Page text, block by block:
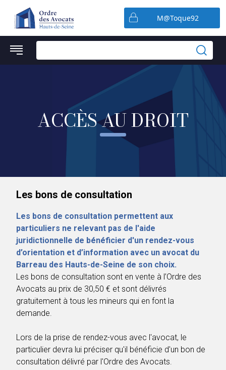
M@Toque92
ACCÈS AU DROIT
Les bons de consultation
Les bons de consultation permettent aux
particuliers ne relevant pas de l'aide
juridictionnelle de bénéficier d'un rendez-vous
d’orientation et d’information avec un avocat du
Barreau des Hauts-de-Seine de son choix.
Les bons de consultation sont en vente à l’Ordre des
Avocats au prix de 30,50 € et sont délivrés
gratuitement à tous les mineurs qui en font la
demande.
Lors de la prise de rendez-vous avec l'avocat, le
particulier devra lui préciser qu'il bénéficie d'un bon de
consultation délivré par l'Ordre des Avocats.
Préférences en matière de cookies